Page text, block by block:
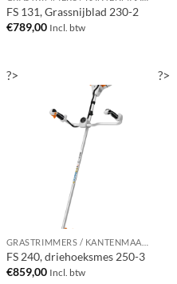
FS 131, Grassnijblad 230-2
€789,00 Incl. btw
?>
FS 240, driehoeksmes 250-3
€859,00 Incl. btw
?>